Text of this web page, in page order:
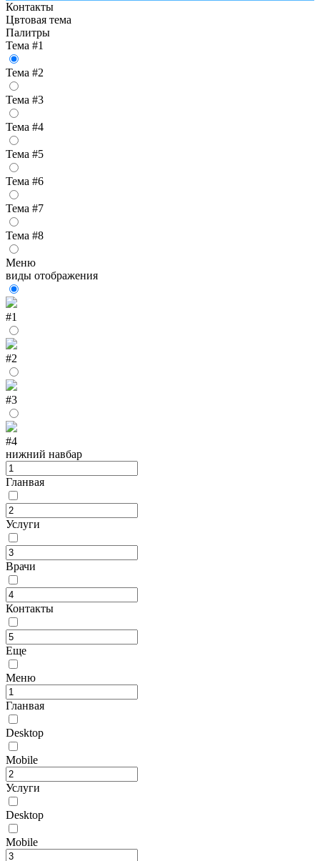
Контакты
Цвтовая тема
Палитры
Тема #1
Тема #2
Тема #3
Тема #4
Тема #5
Тема #6
Тема #7
Тема #8
Меню
виды отображения
#1
#2
#3
#4
нижний навбар
Гланвая
Услуги
Врачи
Контакты
Еще
Меню
Гланвая
Desktop
Mobile
Услуги
Desktop
Mobile